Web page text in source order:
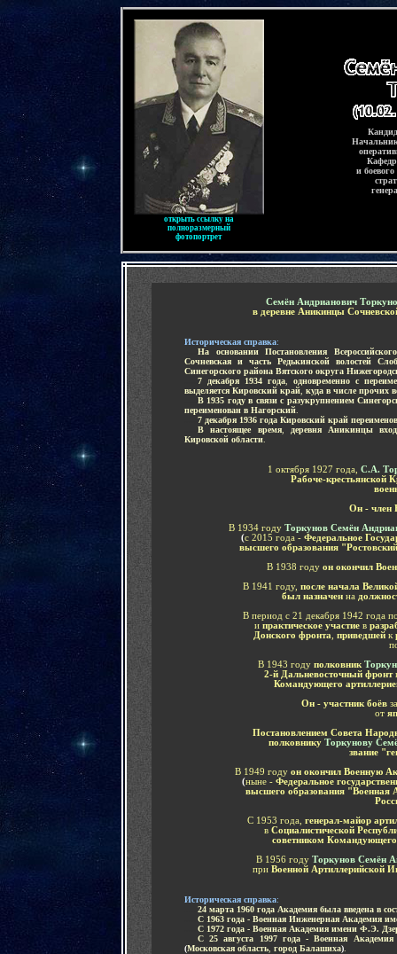
открыть ссылку на
полноразмерный
фотопортрет
и
г
Семён Андрианович
в деревне Аникинцы
Историческая справка:
На основании Постановления
Сочневская и часть Редькинской волостей
Синегорского района Вятского округа
7 декабря 1934 года
одновременно с
выделяется Кировский край куда в числе прочих
В 1935 году в связи с разукрупнением
переименован в Нагорский
7 декабря 1936 года Кировский край
В настоящее время,
деревня Аникинцы
Кировской области
1 октября 1927 года, С.А.
Рабоче-крестьянской
Он - член
В 1934 году Торкунов Семён
(с 2015 года - Федеральное
высшего образования
В 1938 году он окончил
В 1941 году, после начала
был назначенна
В период с 21 декабря 1942 года
и практическое участие в
Донского фронта
приведшей к
В 1943 году полковник
2-й Дальневосточный фронт
Командующего
Он - участник боёв
от
Постановлением Совета
полковнику Торкунову
звание
В 1949 году он окончил Военную
(ныне - Федеральное
высшего образования "Военная
С 1953 года, генерал-майор
в Социалистической
советником К
В 1956 году Торкунов Семён
при Военной Артиллерийской
Историческая справка:
24 марта 1960 года Академия была введена в
С 1963 года - Военная Инженерная Академия
С 1972 года - Военная Академия имени Ф.Э.
С 25 августа 1997 года - Военная Академия
(Московская область город Балашиха)